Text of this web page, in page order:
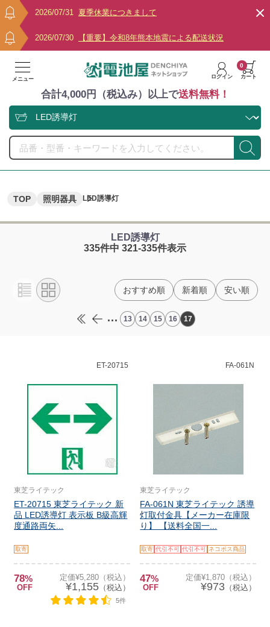
2026/07/31 夏季休業につきまして
2026/07/30 【重要】令和8年熊本地震による配送状況
メニュー ログイン カート
0
合計4,000円（税込み）以上で送料無料！
TOP 照明器具 LED誘導灯
LED誘導灯
335件中 321-335件表示
... 13 14 15 16 17
おすすめ順 新着順 安い順
ET-20715
東芝ライテック
ET-20715 東芝ライテック 新
品 LED誘導灯 表示板 B級高輝
度通路両矢...
取寄
78%
OFF
定価¥5,280（税込）
¥1,155（税込）
5件
FA-061N
東芝ライテック
FA-061N 東芝ライテック 誘導
灯取付金具【メーカー在庫限
り】 【送料全国一...
取寄 代引不可 代引不可 ネコポス商品
47%
OFF
定価¥1,870（税込）
¥973（税込）